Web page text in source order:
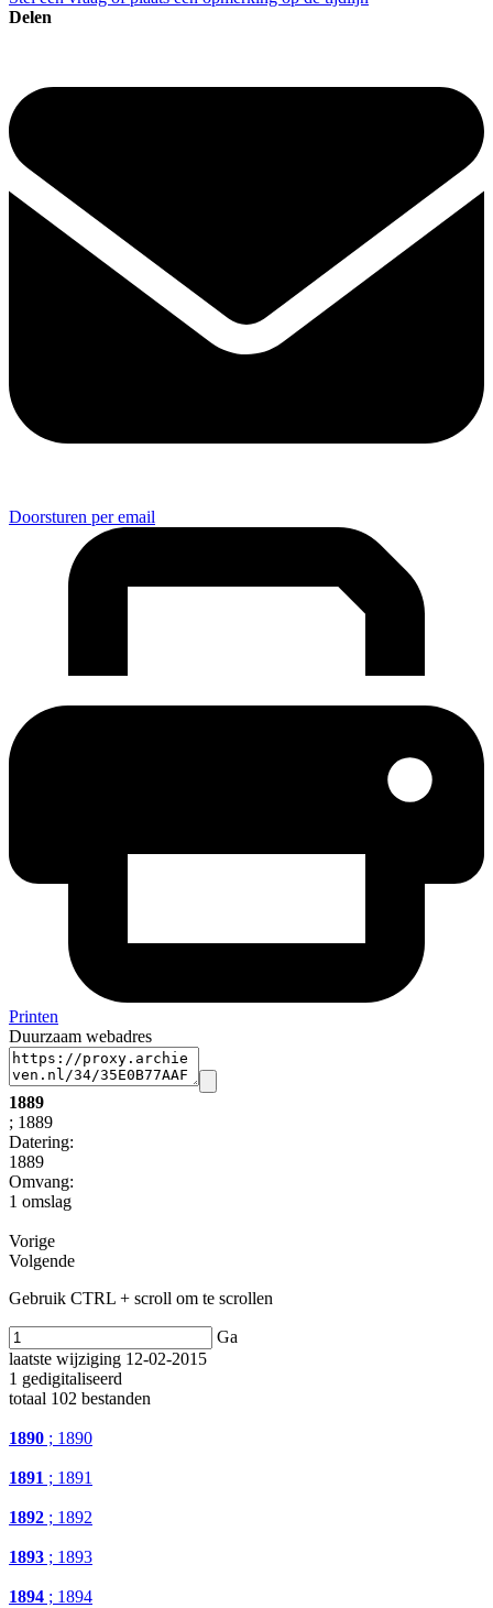
Delen
Doorsturen per email
Printen
Duurzaam webadres
1889
; 1889
Datering:
1889
Omvang:
1 omslag
Vorige
Volgende
Gebruik CTRL + scroll om te scrollen
Ga
laatste wijziging 12-02-2015
1 gedigitaliseerd
totaal 102 bestanden
1890 ; 1890
1891 ; 1891
1892 ; 1892
1893 ; 1893
1894 ; 1894